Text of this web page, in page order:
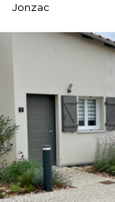
Jonzac